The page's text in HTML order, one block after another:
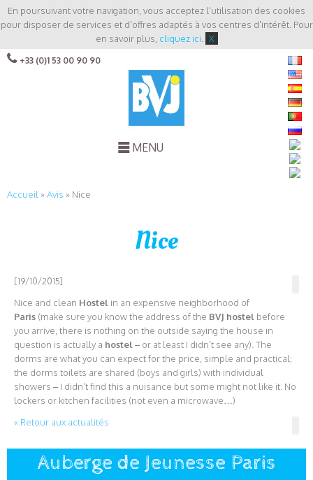
En poursuivant votre navigation, vous acceptez l'utilisation des cookies
pour disposer de services et d'offres adaptés à vos centres d'intérêt. Pour
en savoir plus, cliquez ici X
+33 (0)1 53 00 90 90
MENU
Accueil »Avis » Nice
Nice
[19/10/2015]
Nice and clean Hostel in an expensive neighborhood of
Paris (make sure you know the address of the BVJ hostel before
you arrive, there is nothing on the outside saying the house in
question is actually a hostel– or at least I didn’t see any). The
dorms are what you can expect for the price, simple and practical;
the dorms toilets are shared (boys and girls) with individual
showers – I didn’t find this a nuisance but some might not like it. No
lockers or kitchen facilities (not even a microwave…)
« Retour aux actualités
Auberge de Jeunesse Paris